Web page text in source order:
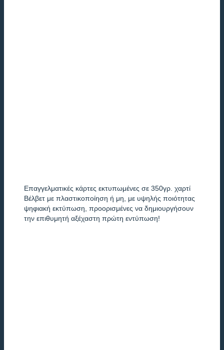
Επαγγελματικές κάρτες εκτυπωμένες σε 350γρ. χαρτί
Βέλβετ με πλαστικοποίηση ή μη, με υψηλής ποιότητας
ψηφιακή εκτύπωση, προορισμένες να δημιουργήσουν
την επιθυμητή αξέχαστη πρώτη εντύπωση!